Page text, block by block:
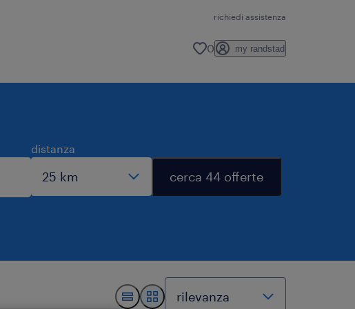
richiedi assistenza
0 my randstad
distanza
cerca 44 offerte